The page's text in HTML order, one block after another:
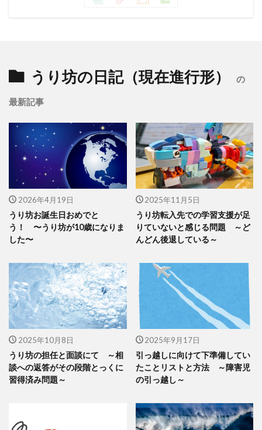
うり坊の日記（現在進行形） の
最新記事
2026年4月19日
うり坊お誕生日おめでと
う！ 〜うり坊が10歳になりま
した〜
2025年11月5日
うり坊転入先での学習支援が足
りていないと感じる問題 ～ど
んどん後退している～
2025年10月8日
うり坊の担任と面談にて ～相
談への返答がその段階とっくに
習得済み問題～
2025年9月17日
引っ越しに向けて下準備してい
たことリストと方法 ～障害児
の引っ越し～